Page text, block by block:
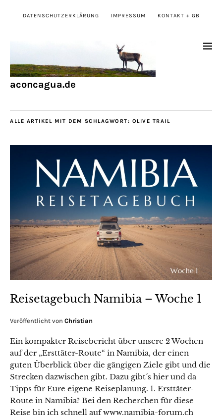
DATENSCHUTZERKLÄRUNG IMPRESSUM KONTAKT + GB
aconcagua.de
ALLE ARTIKEL MIT DEM SCHLAGWORT: OLIVE TRAIL
Reisetagebuch Namibia – Woche 1
Veröffentlicht von Christian
Ein kompakter Reisebericht über unsere 2 Wochen
auf der „Ersttäter-Route“ in Namibia, der einen
guten Überblick über die gängigen Ziele gibt und die
Strecken dazwischen gibt. Dazu gibt´s hier und da
Tipps für Eure eigene Reiseplanung. 1. Ersttäter-
Route in Namibia? Bei den Recherchen für diese
Reise bin ich schnell auf www.namibia-forum.ch